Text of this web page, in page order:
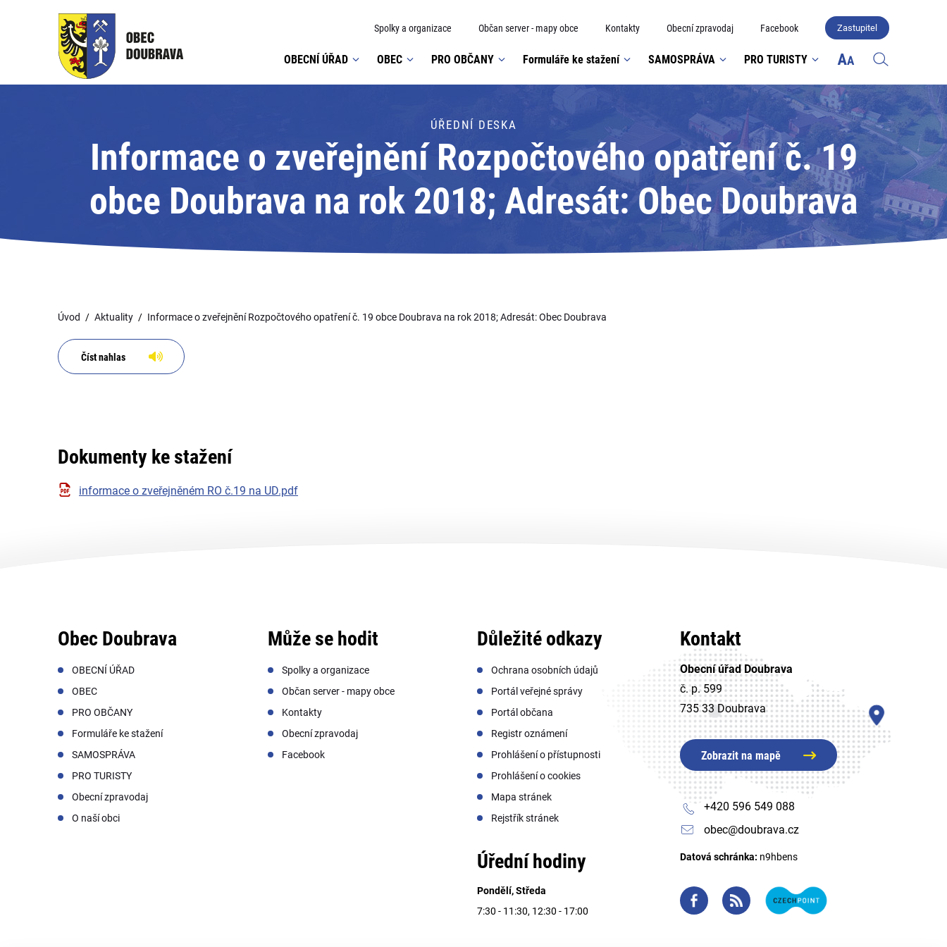
Spolky a organizace Občan server - mapy obce Kontakty Obecní zpravodaj Facebook Zastupitel
OBECNÍ ÚŘAD OBEC PRO OBČANY Formuláře ke stažení SAMOSPRÁVA PRO TURISTY
ÚŘEDNÍ DESKA
Informace o zveřejnění Rozpočtového opatření č. 19
obce Doubrava na rok 2018; Adresát: Obec Doubrava
Úvod Aktuality Informace o zveřejnění Rozpočtového opatření č. 19 obce Doubrava na rok 2018; Adresát: Obec Doubrava
Číst nahlas
Dokumenty ke stažení
informace o zveřejněném RO č.19 na UD.pdf
Obec Doubrava
OBECNÍ ÚŘAD
OBEC
PRO OBČANY
Formuláře ke stažení
SAMOSPRÁVA
PRO TURISTY
Obecní zpravodaj
O naší obci
Může se hodit
Spolky a organizace
Občan server - mapy obce
Kontakty
Obecní zpravodaj
Facebook
Důležité odkazy
Ochrana osobních údajů
Portál veřejné správy
Portál občana
Registr oznámení
Prohlášení o přístupnosti
Prohlášení o cookies
Mapa stránek
Rejstřík stránek
Úřední hodiny
Pondělí, Středa
7:30 - 11:30, 12:30 - 17:00
Kontakt
Obecní úřad Doubrava
č. p. 599
735 33 Doubrava
Zobrazit na mapě
+420 596 549 088
obec@doubrava.cz
Datová schránka: n9hbens